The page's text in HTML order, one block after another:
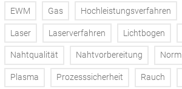
EWM Gas Hochleistungsverfahren
Laser Laserverfahren Lichtbogen
Nahtqualität Nahtvorbereitung Norm
Plasma Prozesssicherheit Rauch